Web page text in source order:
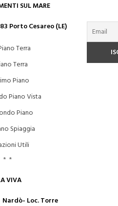
SUL MARE
Porto Cesareo (LE)
Terra
Terra
Piano
Piano Vista
Piano
Spiaggia
Utili
* *
VIVA
Loc. Torre